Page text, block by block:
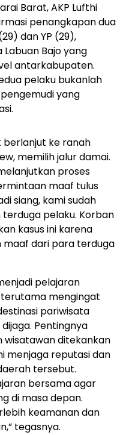
Barat, AKP Lufthi
penangkapan dua
dan YP (29),
Bajo yang
antarkabupaten.
pelaku bukanlah
yang
berlanjut ke ranah
memilih jalur damai.
proses
maaf tulus
siang, kami sudah
pelaku. Korban
kasus ini karena
dari para terduga
pelajaran
mengingat
pariwisata
Pentingnya
wisatawan ditekankan
menjaga reputasi dan
tersebut.
bersama agar
di masa depan.
keamanan dan
tegasnya.